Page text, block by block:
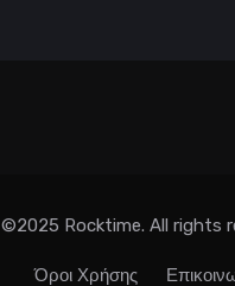
©2025 Rocktime. All rights
Όροι Χρήσης